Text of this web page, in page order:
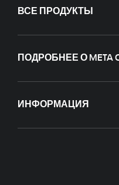
ВСЕ ПРОДУКТЫ
ПОДРОБНЕЕ О META
ИНФОРМАЦИЯ